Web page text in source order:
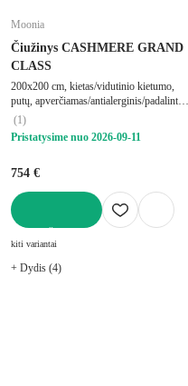
Moonia
Čiužinys CASHMERE GRAND
CLASS
200x200 cm, kietas/vidutinio kietumo,
putų, apverčiamas/antialerginis/padalintas
į zonas/su termo regulacija, su šaltomis
putomis/su memory foam/su gelio putų
pluoštu/su didelio tankio putplasčio
27 cm, keliamo
(1)
Pristatysime nuo 2026‑09‑11
754 €
kiti variantai
+ Dydis (4)